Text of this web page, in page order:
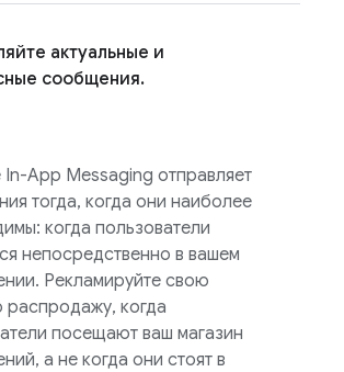
актуальные и
сообщения.
In-App Messaging отправляет
тогда, когда они наиболее
когда пользователи
непосредственно в вашем
Рекламируйте свою
распродажу, когда
посещают ваш магазин
а не когда они стоят в